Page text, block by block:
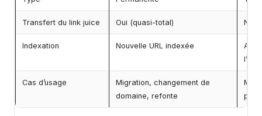
Transfert du link juice Oui (quasi-total) Non
Indexation Nouvelle URL indexée
Cas d’usage
Migration, changement de
domaine, refonte